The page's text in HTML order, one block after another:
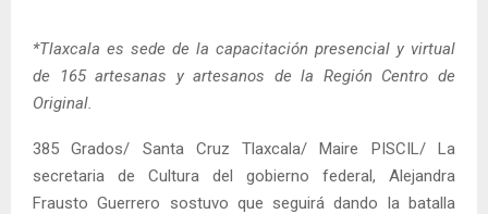
*Tlaxcala es sede de la capacitación presencial y virtual
de 165 artesanas y artesanos de la Región Centro de
Original.
385 Grados/ Santa Cruz Tlaxcala/ Maire PISCIL/ La
secretaria de Cultura del gobierno federal, Alejandra
Frausto Guerrero sostuvo que seguirá dando la batalla